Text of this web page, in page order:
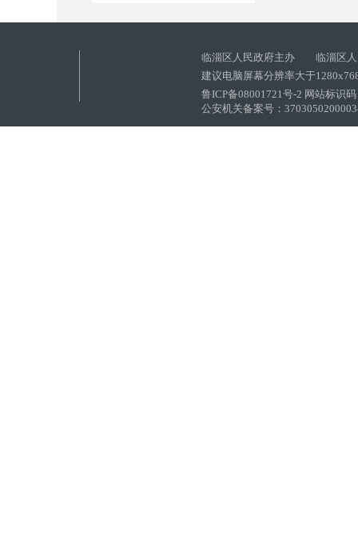
临淄区人民政府主办 临淄区人
建议电脑屏幕分辨率大于
鲁ICP备08001721号-2 网站标识
公安机关备案号：